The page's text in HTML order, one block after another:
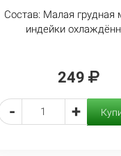
Состав: Малая
индейки
249
- +